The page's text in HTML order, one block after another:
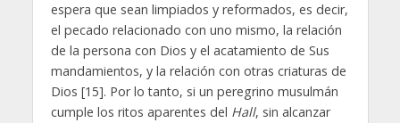
espera que sean limpiados y reformados, es decir,
el pecado relacionado con uno mismo, la relación
de la persona con Dios y el acatamiento de Sus
mandamientos, y la relación con otras criaturas de
Dios [15]. Por lo tanto, si un peregrino musulmán
cumple los ritos aparentes del Hall, sin alcanzar